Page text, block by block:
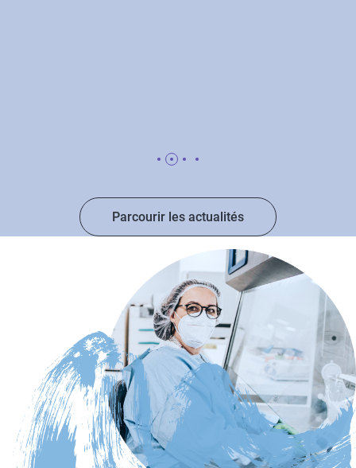
Parcourir les actualités